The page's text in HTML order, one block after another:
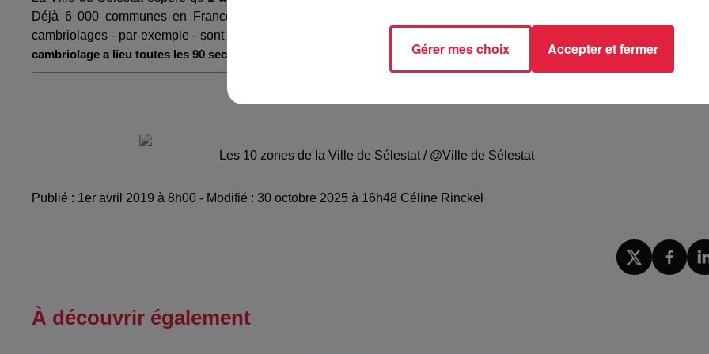
Déjà 6 000 communes en France font partie de ce dispositif (soit 250 000 foyers en France et en Belgique). Et
cambriolages - par exemple - sont en baisse dans de nombreuses villes adhérentes.
cambriolage a lieu toutes les 90 secondes en France.
Les 10 zones de la Ville de Sélestat / @Ville de Sélestat
Publié : 1er avril 2019 à 8h00 - Modifié : 30 octobre 2025 à 16h48 Céline Rinckel
À découvrir également
Gérer mes choix Accepter et fermer